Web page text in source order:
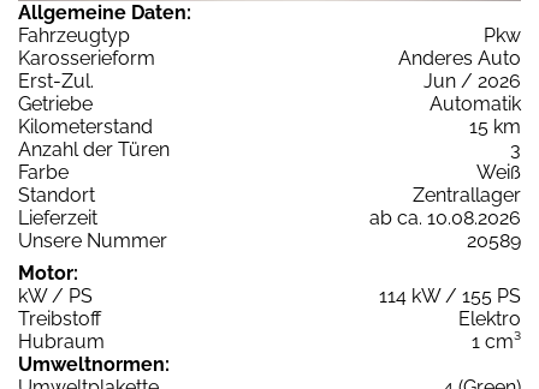
Allgemeine Daten:
Fahrzeugtyp
Pkw
Karosserieform
Anderes Auto
Erst-Zul.
Jun / 2026
Getriebe
Automatik
Kilometerstand
15 km
Anzahl der Türen
3
Farbe
Weiß
Standort
Zentrallager
Lieferzeit
ab ca. 10.08.2026
Unsere Nummer
20589
Motor:
kW / PS
114 kW / 155 PS
Treibstoff
Elektro
Hubraum
1 cm³
Umweltnormen: